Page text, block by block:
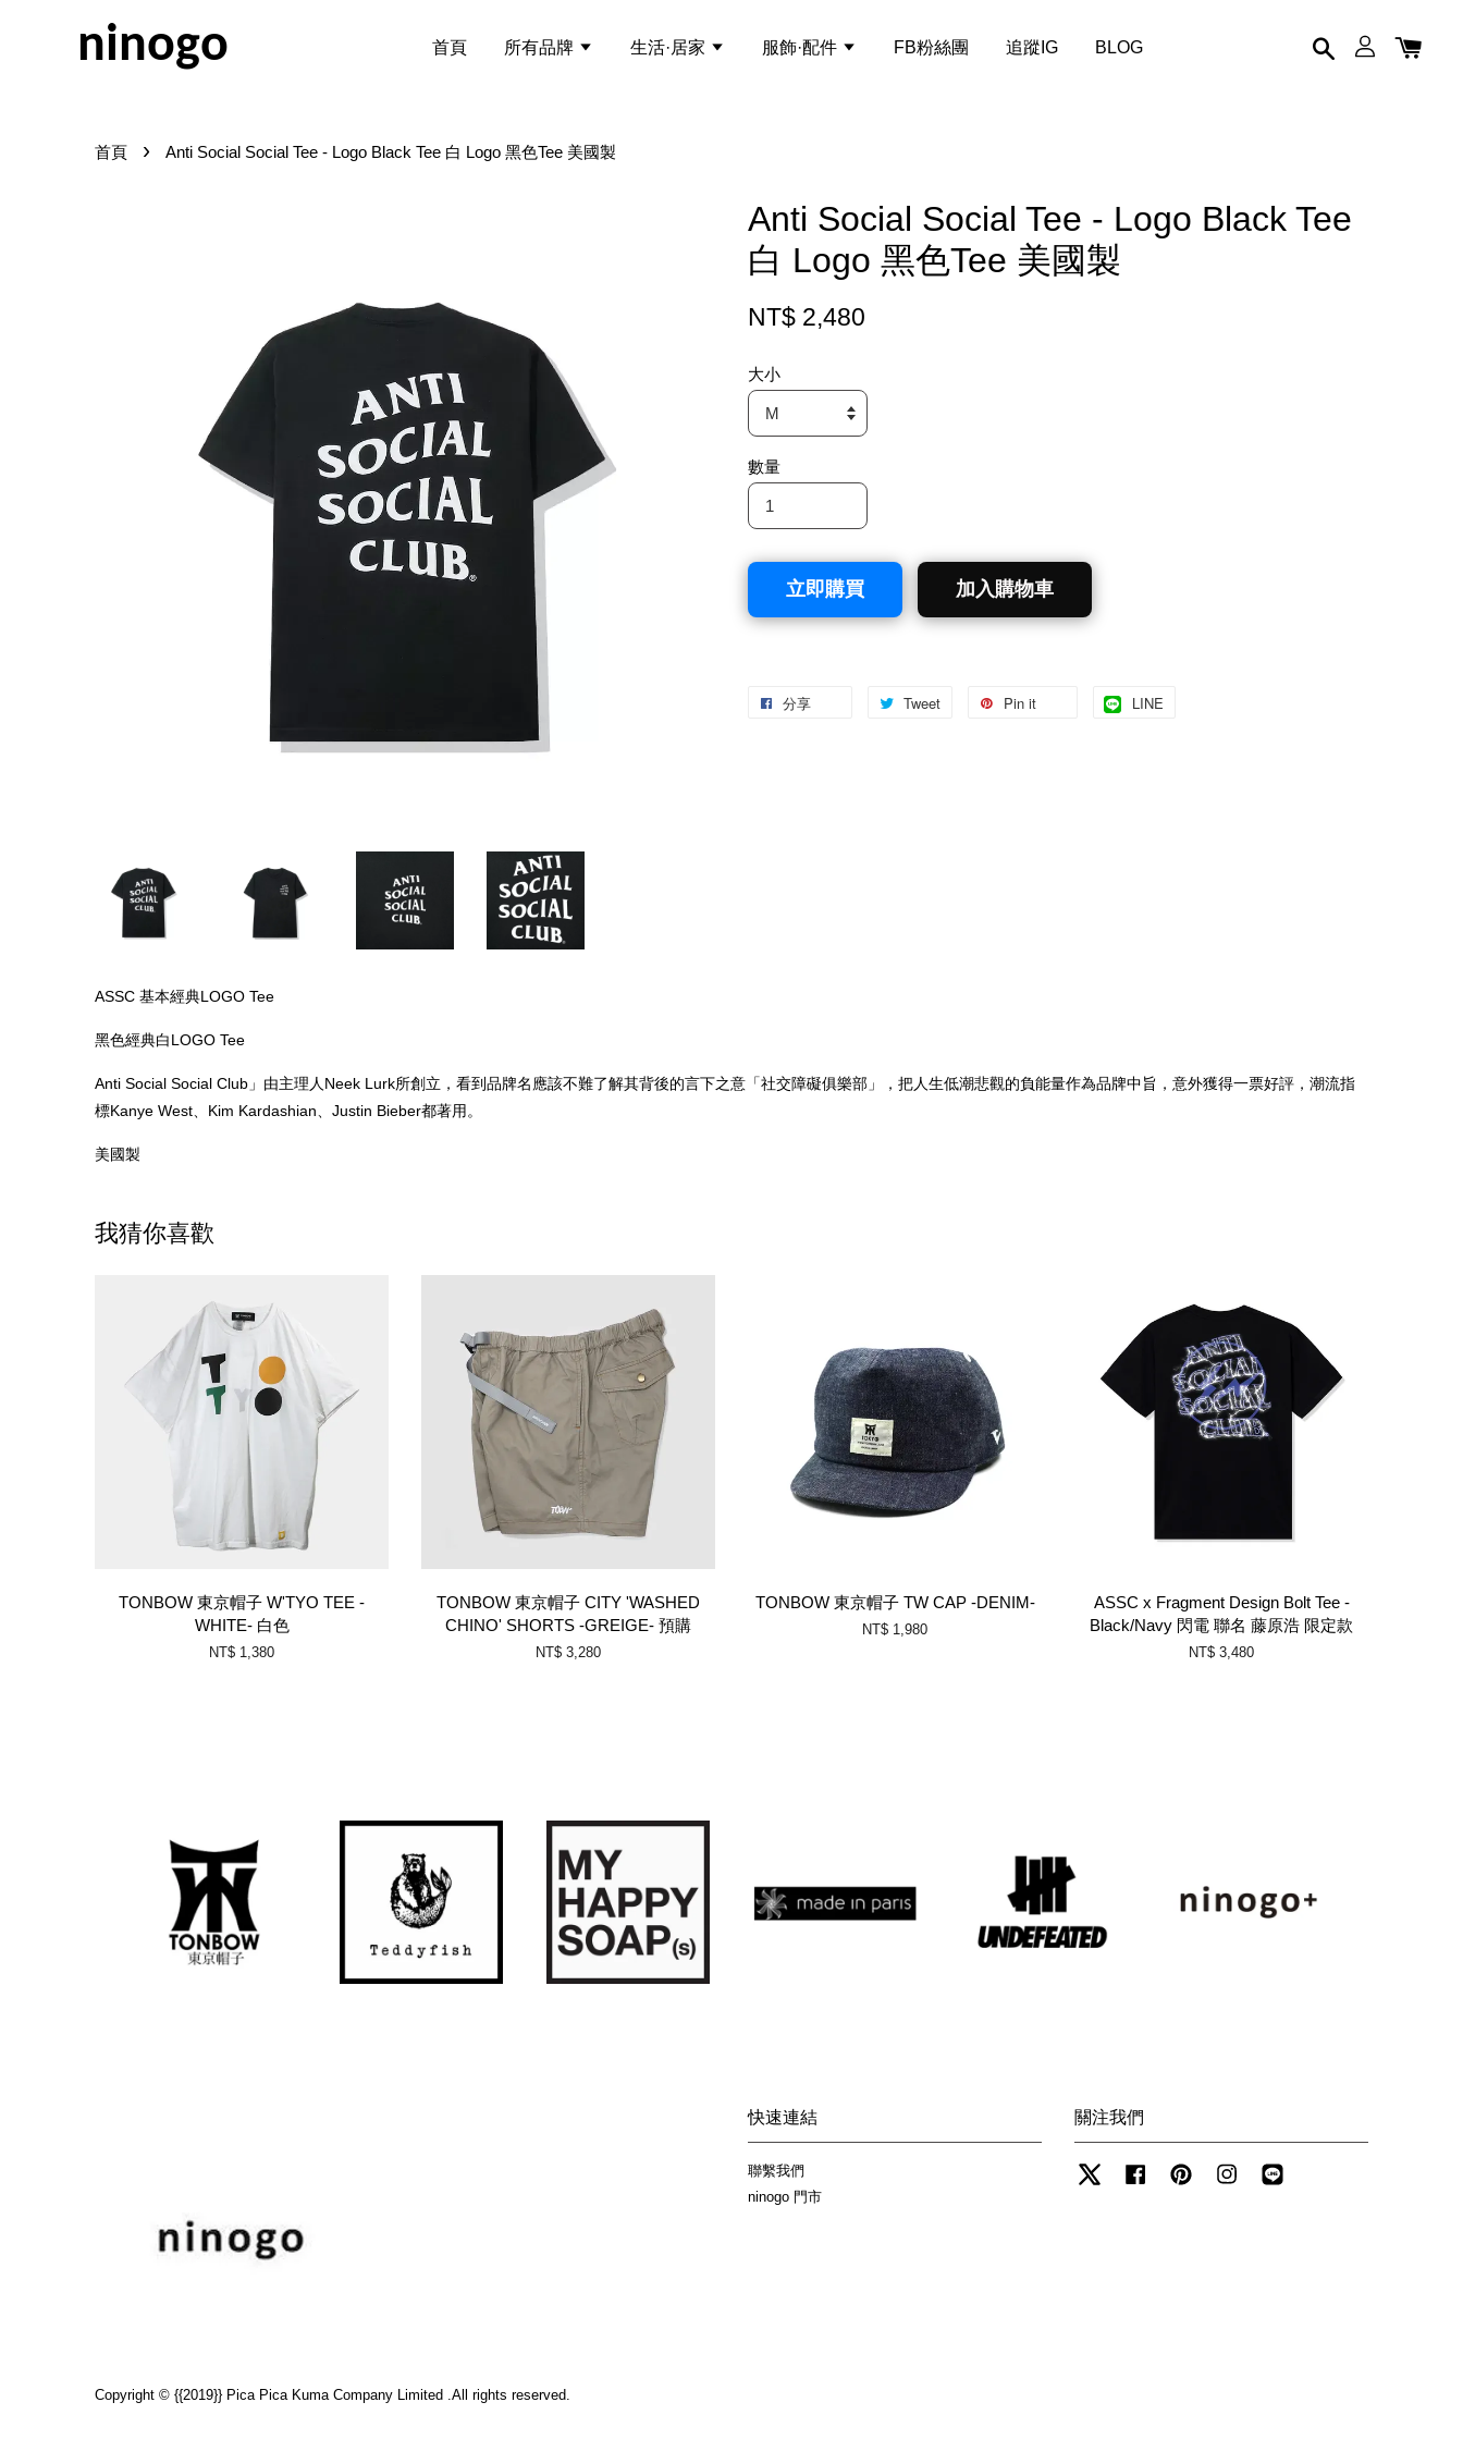
ninogo 首頁 所有品牌 生活·居家 服飾·配件 FB粉絲團 追蹤IG BLOG
首頁 › Anti Social Social Tee - Logo Black Tee 白 Logo 黑色Tee 美國製
Anti Social Social Tee - Logo Black Tee
白 Logo 黑色Tee 美國製
NT$ 2,480
大小
數量
立即購買 加入購物車
分享 Tweet Pin it LINE
ASSC 基本經典LOGO Tee
黑色經典白LOGO Tee
Anti Social Social Club」由主理人Neek Lurk所創立，看到品牌名應該不難了解其背後的言下之意「社交障礙俱樂部」，把人生低潮悲觀的負能量作為品牌中旨，意外獲得一票好評，潮流指
標Kanye West、Kim Kardashian、Justin Bieber都著用。
美國製
我猜你喜歡
TONBOW 東京帽子 W'TYO TEE -
WHITE- 白色
NT$ 1,380
TONBOW 東京帽子 CITY 'WASHED
CHINO' SHORTS -GREIGE- 預購
NT$ 3,280
TONBOW 東京帽子 TW CAP -DENIM-
NT$ 1,980
ASSC x Fragment Design Bolt Tee -
Black/Navy 閃電 聯名 藤原浩 限定款
NT$ 3,480
Copyright © {{2019}} Pica Pica Kuma Company Limited .All rights reserved.
快速連結
聯繫我們
ninogo 門市
關注我們
Twitter FacebookPinterest Instagram